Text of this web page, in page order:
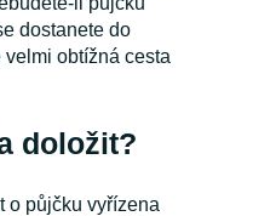
dostanete do
obtížná cesta
doložit?
o půjčku vyřízena